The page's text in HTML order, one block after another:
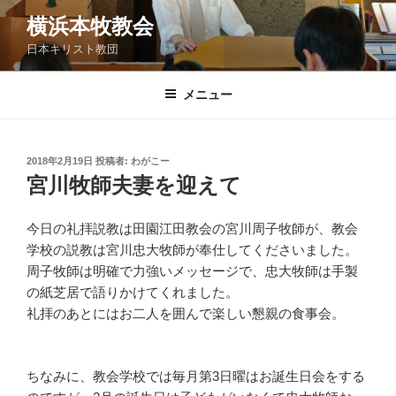
コ
ン
横浜本牧教会
日本キリスト教団
メニュー
投
稿
日:
2018年2月19日 投稿者: わがこー
宮川牧師夫妻を迎えて
今日の礼拝説教は田園江田教会の宮川周子牧師が、教会
学校の説教は宮川忠大牧師が奉仕してくださいました。
周子牧師は明確で力強いメッセージで、忠大牧師は手製
の紙芝居で語りかけてくれました。
礼拝のあとにはお二人を囲んで楽しい懇親の食事会。
ちなみに、教会学校では毎月第3日曜はお誕生日会をする